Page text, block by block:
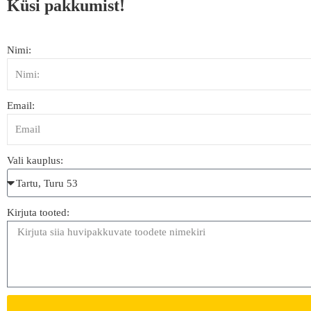
Küsi pakkumist!
Nimi:
Email:
Vali kauplus:
Kirjuta tooted: